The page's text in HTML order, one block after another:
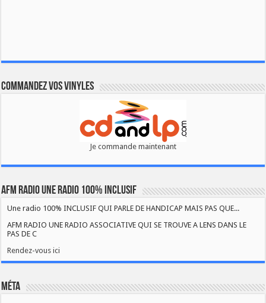
Commandez vos vinyles
Je commande maintenant
AFM RADIO UNE RADIO 100% INCLUSIF
Une radio 100% INCLUSIF QUI PARLE DE HANDICAP MAIS PAS QUE...
AFM RADIO UNE RADIO ASSOCIATIVE QUI SE TROUVE A LENS DANS LE
PAS DE C
Rendez-vous ici
Méta